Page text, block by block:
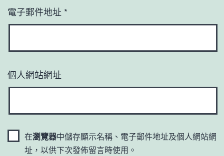
電子郵件地址 *
個人網站網址
在瀏覽器中儲存顯示名稱、電子郵件地址及個人網站網
址，以供下次發佈留言時使用。